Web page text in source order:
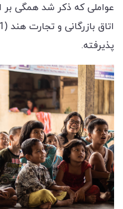
عواملی که ذکر شد همگی
پذیرفته.